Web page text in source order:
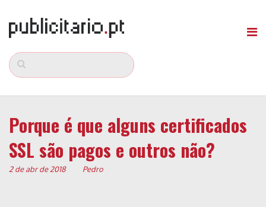
Porque é que alguns certificados
SSL são pagos e outros não?
2 de abr de 2018 Pedro